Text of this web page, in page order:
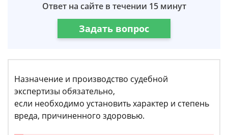
Ответ на сайте в течении 15 минут
Задать вопрос
Назначение и производство судебной
экспертизы обязательно,
если необходимо установить характер и степень
вреда, причиненного здоровью.